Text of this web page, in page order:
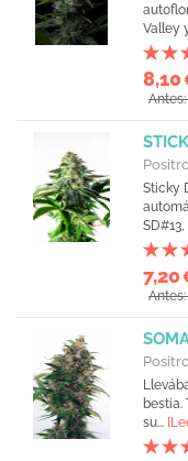
Valley
8,10
Sticky
7,20
bestia.
su...